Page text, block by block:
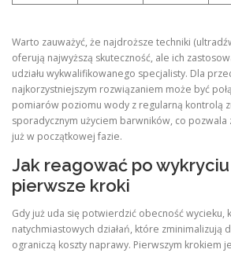
Warto zauważyć, że najdroższe techniki
oferują najwyższą skuteczność, ale ich
udziału wykwalifikowanego specjalisty. Dla
najkorzystniejszym rozwiązaniem może być
pomiarów poziomu wody z regularną kontrolą
sporadycznym użyciem barwników, co
już w początkowej fazie.
Jak reagować po
pierwsze kroki
Gdy już uda się potwierdzić obecność wycieku,
natychmiastowych działań, które zminimalizują
ograniczą koszty naprawy. Pierwszym krokiem